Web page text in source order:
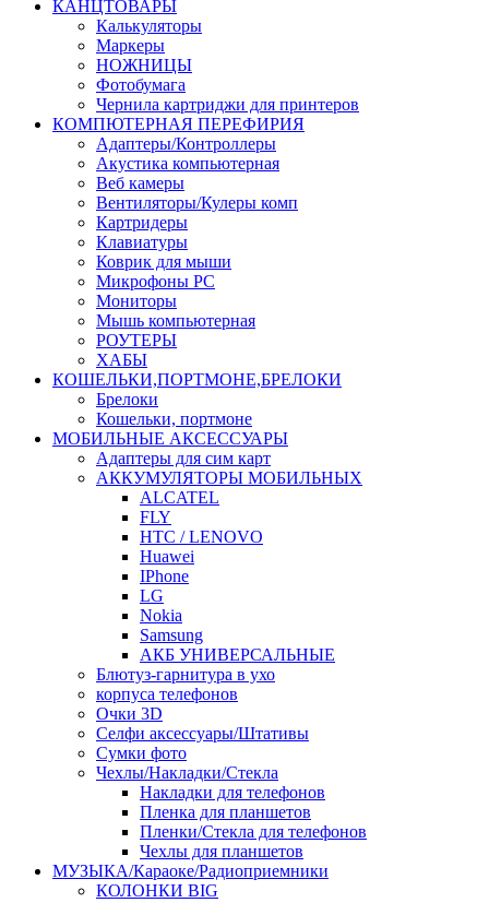
КАНЦТОВАРЫ
Калькуляторы
Маркеры
НОЖНИЦЫ
Фотобумага
Чернила картриджи для принтеров
КОМПЮТЕРНАЯ ПЕРЕФИРИЯ
Адаптеры/Контроллеры
Акустика компьютерная
Веб камеры
Вентиляторы/Кулеры комп
Картридеры
Клавиатуры
Коврик для мыши
Микрофоны PC
Мониторы
Мышь компьютерная
РОУТЕРЫ
ХАБЫ
КОШЕЛЬКИ,ПОРТМОНЕ,БРЕЛОКИ
Брелоки
Кошельки, портмоне
МОБИЛЬНЫЕ АКСЕССУАРЫ
Адаптеры для сим карт
АККУМУЛЯТОРЫ МОБИЛЬНЫХ
ALCATEL
FLY
HTC / LENOVO
Huawei
IPhone
LG
Nokia
Samsung
АКБ УНИВЕРСАЛЬНЫЕ
Блютуз-гарнитура в ухо
корпуса телефонов
Очки 3D
Селфи аксессуары/Штативы
Сумки фото
Чехлы/Накладки/Стекла
Накладки для телефонов
Пленка для планшетов
Пленки/Стекла для телефонов
Чехлы для планшетов
МУЗЫКА/Караоке/Радиоприемники
КОЛОНКИ BIG